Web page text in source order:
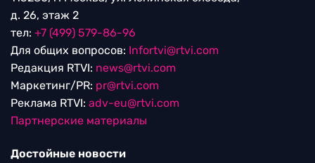
д. 26, этаж 2
тел: +7 (499) 579-86-96
Для общих вопросов: Infortvi@rtvi.com
Редакция RTVI: news@rtvi.com
Маркетинг/PR: pr@rtvi.com
Реклама RTVI: adv-eu@rtvi.com
Партнерские материалы
Достойные новости